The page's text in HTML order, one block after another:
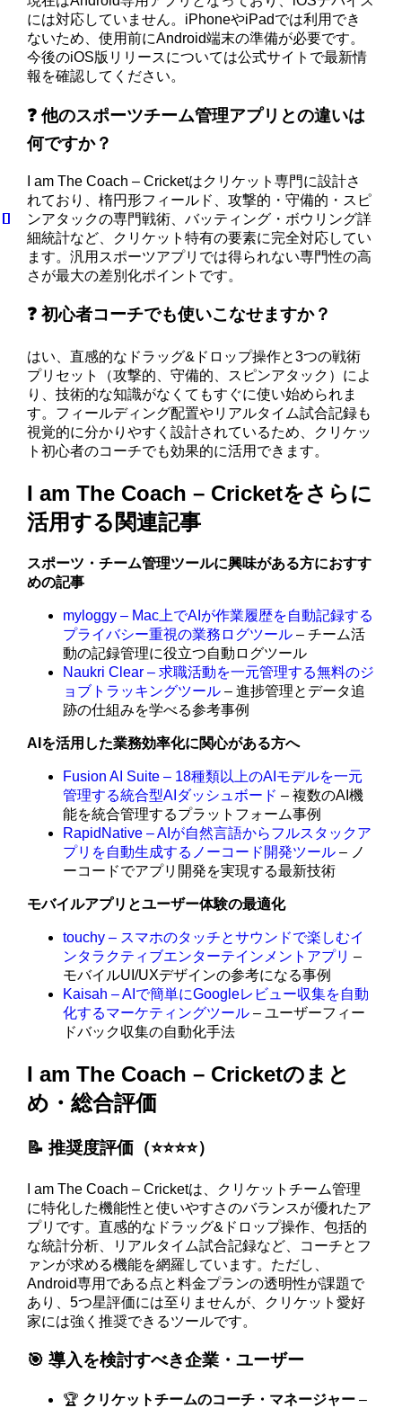
には対応していません。iPhoneやiPadでは利用でき
ないため、使用前にAndroid端末の準備が必要です。
今後のiOS版リリースについては公式サイトで最新情
報を確認してください。
❓ 他のスポーツチーム管理アプリとの違いは
何ですか？
I am The Coach – Cricketはクリケット専門に設計さ
れており、楕円形フィールド、攻撃的・守備的・スピ
ンアタックの専門戦術、バッティング・ボウリング詳
細統計など、クリケット特有の要素に完全対応してい
ます。汎用スポーツアプリでは得られない専門性の高
さが最大の差別化ポイントです。
❓ 初心者コーチでも使いこなせますか？
はい、直感的なドラッグ&ドロップ操作と3つの戦術
プリセット（攻撃的、守備的、スピンアタック）によ
り、技術的な知識がなくてもすぐに使い始められま
す。フィールディング配置やリアルタイム試合記録も
視覚的に分かりやすく設計されているため、クリケッ
ト初心者のコーチでも効果的に活用できます。
I am The Coach – Cricketをさらに
活用する関連記事
スポーツ・チーム管理ツールに興味がある方におすす
めの記事
myloggy – Mac上でAIが作業履歴を自動記録する
プライバシー重視の業務ログツール – チーム活
動の記録管理に役立つ自動ログツール
Naukri Clear – 求職活動を一元管理する無料のジ
ョブトラッキングツール – 進捗管理とデータ追
跡の仕組みを学べる参考事例
AIを活用した業務効率化に関心がある方へ
Fusion AI Suite – 18種類以上のAIモデルを一元
管理する統合型AIダッシュボード – 複数のAI機
能を統合管理するプラットフォーム事例
RapidNative – AIが自然言語からフルスタックア
プリを自動生成するノーコード開発ツール – ノ
ーコードでアプリ開発を実現する最新技術
モバイルアプリとユーザー体験の最適化
touchy – スマホのタッチとサウンドで楽しむイ
ンタラクティブエンターテインメントアプリ –
モバイルUI/UXデザインの参考になる事例
Kaisah – AIで簡単にGoogleレビュー収集を自動
化するマーケティングツール – ユーザーフィー
ドバック収集の自動化手法
I am The Coach – Cricketのまと
め・総合評価
📝 推奨度評価（⭐️⭐️⭐️⭐️）
I am The Coach – Cricketは、クリケットチーム管理
に特化した機能性と使いやすさのバランスが優れたア
プリです。直感的なドラッグ&ドロップ操作、包括的
な統計分析、リアルタイム試合記録など、コーチとフ
ァンが求める機能を網羅しています。ただし、
Android専用である点と料金プランの透明性が課題で
あり、5つ星評価には至りませんが、クリケット愛好
家には強く推奨できるツールです。
🎯 導入を検討すべき企業・ユーザー
🏆 クリケットチームのコーチ・マネージャー –